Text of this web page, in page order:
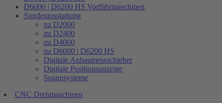
D6000 | D6200 HS Vorführmaschinen
Sonderausstattung
zu D2000
zu D2400
zu D4000
zu D6000 | D6200 HS
Digitale Anbaumessschieber
Digitale Positionsanzeige
Spannsysteme
CNC Drehmaschinen